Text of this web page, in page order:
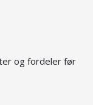
og fordeler før